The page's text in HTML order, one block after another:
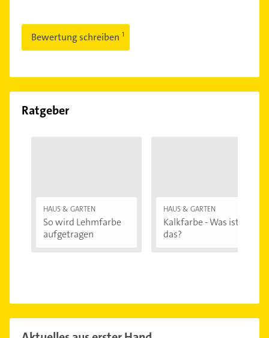
Bewertung schreiben
Ratgeber
HAUS & GARTEN
So wird Lehmfarbe
aufgetragen
HAUS & GARTEN
Kalkfarbe - Was ist
das?